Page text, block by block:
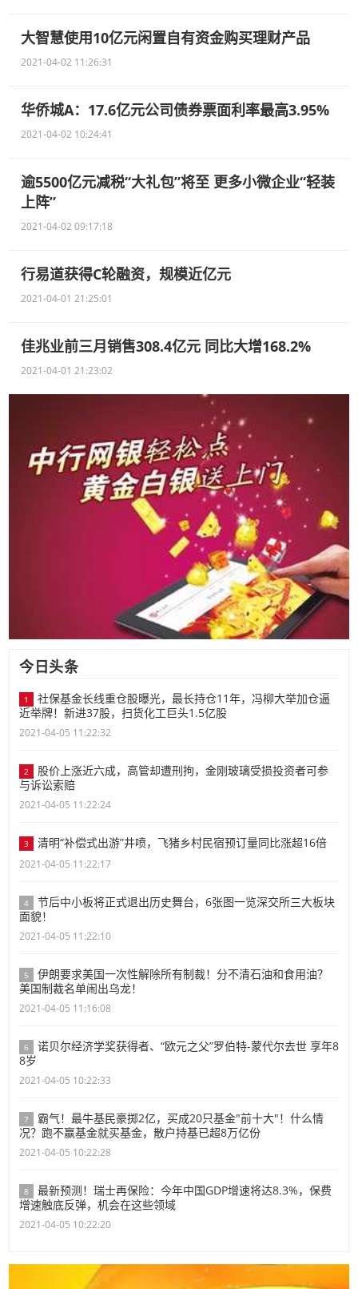
大智慧使用10亿元闲置自有资金购买理财产品
2021-04-02 11:26:31
华侨城A：17.6亿元公司债券票面利率最高3.95%
2021-04-02 10:24:41
逾5500亿元减税“大礼包”将至 更多小微企业“轻装
上阵”
2021-04-02 09:17:18
行易道获得C轮融资，规模近亿元
2021-04-01 21:25:01
佳兆业前三月销售308.4亿元 同比大增168.2%
2021-04-01 21:23:02
今日头条
1
社保基金长线重仓股曝光，最长持仓11年，冯柳大举加仓逼
近举牌！新进37股，扫货化工巨头1.5亿股
2021-04-05 11:22:32
2
股价上涨近六成，高管却遭刑拘，金刚玻璃受损投资者可参
与诉讼索赔
2021-04-05 11:22:24
3 清明“补偿式出游”井喷，飞猪乡村民宿预订量同比涨超16倍
2021-04-05 11:22:17
4
节后中小板将正式退出历史舞台，6张图一览深交所三大板块
面貌！
2021-04-05 11:22:10
5
伊朗要求美国一次性解除所有制裁！分不清石油和食用油？
美国制裁名单闹出乌龙！
2021-04-05 11:16:08
6
诺贝尔经济学奖获得者、“欧元之父”罗伯特-蒙代尔去世 享年8
8岁
2021-04-05 10:22:33
7
霸气！最牛基民豪掷2亿，买成20只基金"前十大"！什么情
况？跑不赢基金就买基金，散户持基已超8万亿份
2021-04-05 10:22:28
8
最新预测！瑞士再保险：今年中国GDP增速将达8.3%，保费
增速触底反弹，机会在这些领域
2021-04-05 10:22:20